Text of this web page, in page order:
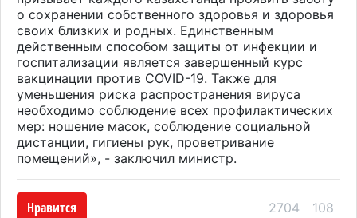
о сохранении собственного здоровья и здоровья
своих близких и родных. Единственным
действенным способом защиты от инфекции и
госпитализации является завершенный курс
вакцинации против COVID-19. Также для
уменьшения риска распространения вируса
необходимо соблюдение всех профилактических
мер: ношение масок, соблюдение социальной
дистанции, гигиены рук, проветривание
помещений», - заключил министр.
Нравится 2704 108